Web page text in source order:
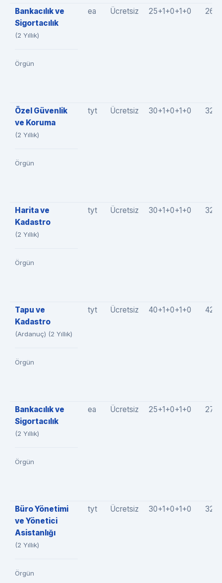
Bankacılık ve
Sigortacılık
(2 Yıllık)
Örgün
ea Ücretsiz 25+1+0+1+0
Özel Güvenlik
ve Koruma
(2 Yıllık)
Örgün
tyt Ücretsiz 30+1+0+1+0
Harita ve
Kadastro
(2 Yıllık)
Örgün
tyt Ücretsiz 30+1+0+1+0
Tapu ve
Kadastro
(Ardanuç) (2 Yıllık)
Örgün
tyt Ücretsiz 40+1+0+1+0
Bankacılık ve
Sigortacılık
(2 Yıllık)
Örgün
ea Ücretsiz 25+1+0+1+0
Büro Yönetimi
ve Yönetici
Asistanlığı
(2 Yıllık)
Örgün
tyt Ücretsiz 30+1+0+1+0